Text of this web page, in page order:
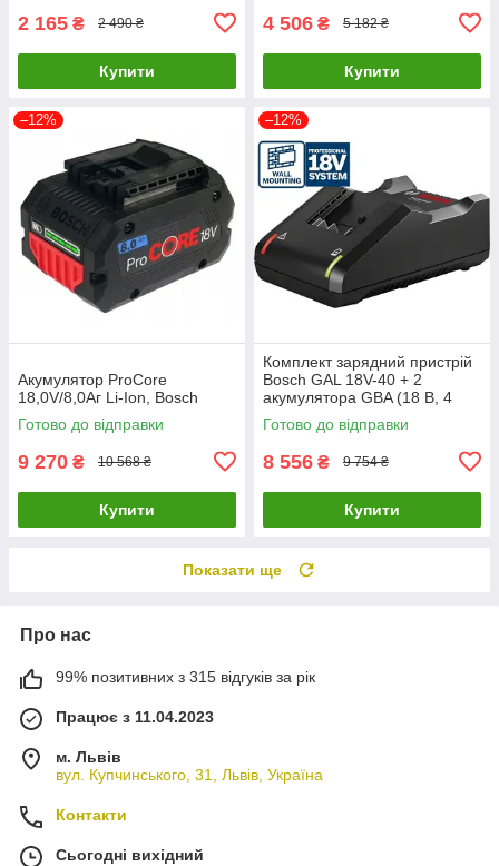
2 165 ₴ 2 490 ₴
Купити
4 506 ₴ 5 182 ₴
Купити
–12%
Акумулятор ProCore
18,0V/8,0Аг Li-Ion, Bosch
Готово до відправки
9 270 ₴ 10 568 ₴
Купити
–12%
Комплект зарядний пристрій
Bosch GAL 18V-40 + 2
акумулятора GBA (18 В, 4
A*год) (1600A019S0)
Готово до відправки
8 556 ₴ 9 754 ₴
Купити
Показати ще
Про нас
99% позитивних з 315 відгуків за рік
Працює з 11.04.2023
м. Львів
вул. Купчинського, 31, Львів, Україна
Контакти
Сьогодні вихідний